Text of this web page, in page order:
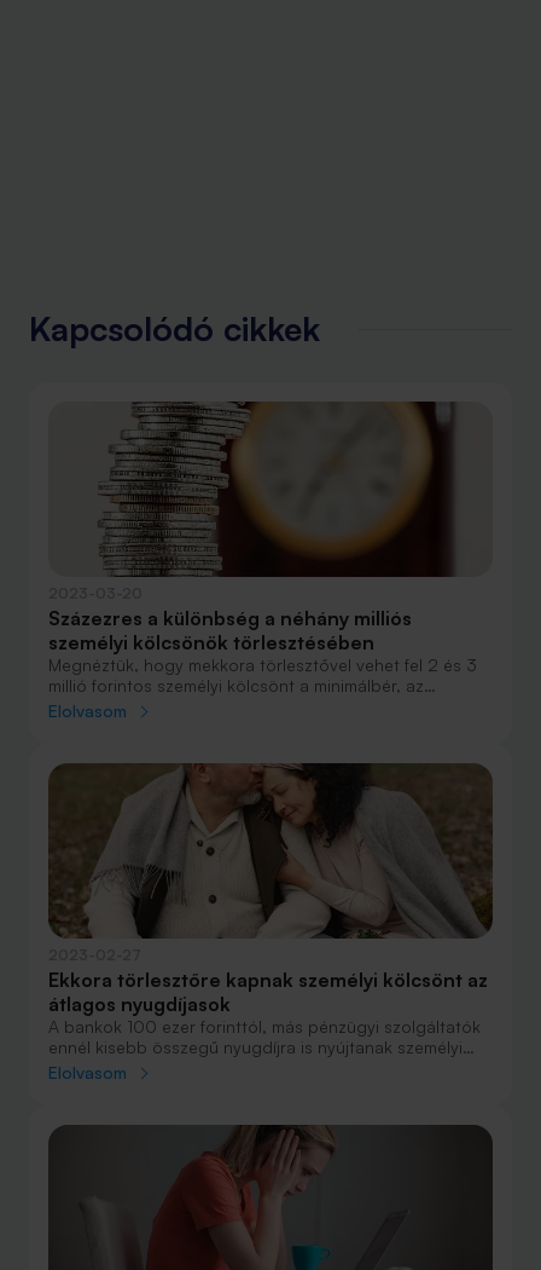
Kapcsolódó cikkek
Százezres a különbség a néhány milliós
személyi kölcsönök törlesztésében
Megnéztük, hogy mekkora törlesztővel vehet fel 2 és 3
millió forintos személyi kölcsönt a minimálbér, az
átlagbér és a mediánbér körül kereső. Hosszabb
Elolvasom
Ekkora törlesztőre kapnak személyi kölcsönt az
átlagos nyugdíjasok
A bankok 100 ezer forinttól, más pénzügyi szolgáltatók
ennél kisebb összegű nyugdíjra is nyújtanak személyi
kölcsönt. Most 170 ezer forintos nyugdíjjal kétmilliós
Elolvasom